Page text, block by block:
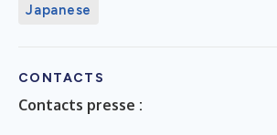
Japanese
CONTACTS
Contacts presse :